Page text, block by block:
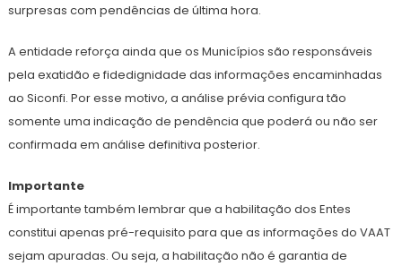
surpresas com pendências de última hora.
A entidade reforça ainda que os Municípios são responsáveis
pela exatidão e fidedignidade das informações encaminhadas
ao Siconfi. Por esse motivo, a análise prévia configura tão
somente uma indicação de pendência que poderá ou não ser
confirmada em análise definitiva posterior.
Importante
É importante também lembrar que a habilitação dos Entes
constitui apenas pré-requisito para que as informações do VAAT
sejam apuradas. Ou seja, a habilitação não é garantia de